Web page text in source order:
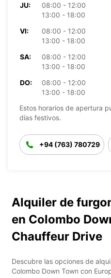
JU:
08:00 - 12:00
13:00 - 18:00
VI:
08:00 - 12:00
13:00 - 18:00
SA:
08:00 - 12:00
13:00 - 18:00
DO:
08:00 - 12:00
13:00 - 18:00
Estos horarios de apertura
días festivos.
+94 (763) 780729
Alquiler de
en Colombo
Chauffeur Drive
Descubre las opciones de
Colombo Down Town con